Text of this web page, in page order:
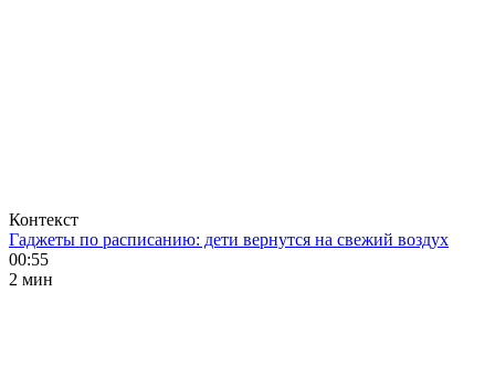
Контекст
Гаджеты по расписанию: дети вернутся на свежий воздух
00:55
2 мин